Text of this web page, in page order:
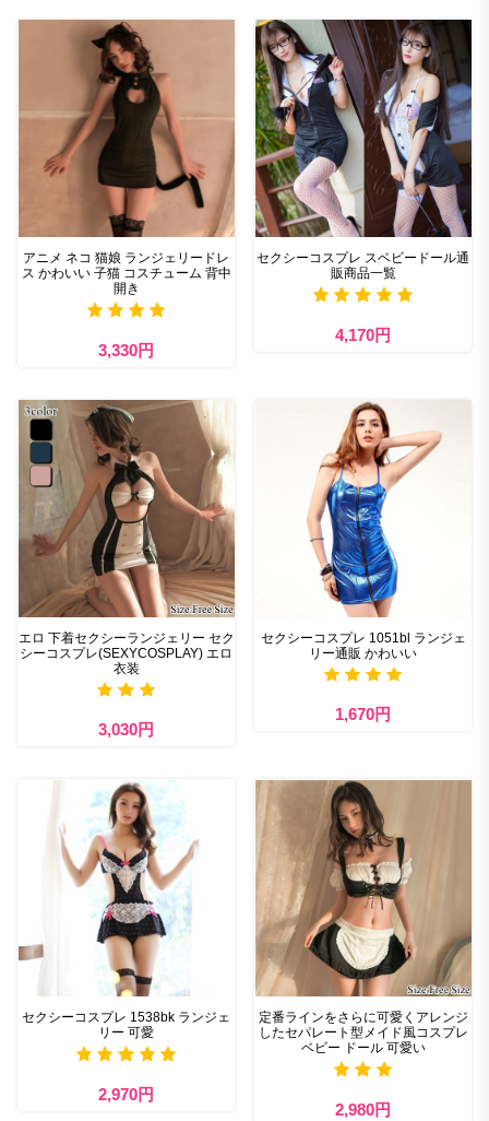
アニメ ネコ 猫娘 ランジェリードレ
ス かわいい 子猫 コスチューム 背中
開き
3,330円
セクシーコスプレ スベビードール通
販商品一覧
4,170円
エロ 下着セクシーランジェリー セク
シーコスプレ(SEXYCOSPLAY) エロ
衣装
3,030円
セクシーコスプレ 1051bl ランジェ
リー通販 かわいい
1,670円
セクシーコスプレ 1538bk ランジェ
リー 可愛
2,970円
定番ラインをさらに可愛くアレンジ
したセパレート型メイド風コスプレ
ベビー ドール 可愛い
2,980円